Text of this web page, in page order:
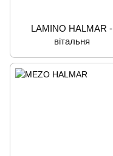
LAMINO HALMAR -
вітальня